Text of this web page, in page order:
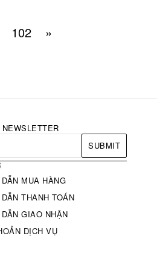
102 »
SUBMIT
MUA HÀNG
THANH TOÁN
GIAO NHẬN
DỊCH VỤ